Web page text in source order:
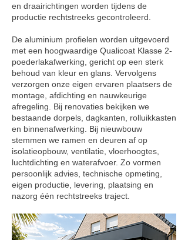
en draairichtingen worden tijdens de
productie rechtstreeks gecontroleerd.
De aluminium profielen worden uitgevoerd
met een hoogwaardige Qualicoat Klasse 2-
poederlakafwerking, gericht op een sterk
behoud van kleur en glans. Vervolgens
verzorgen onze eigen ervaren plaatsers de
montage, afdichting en nauwkeurige
afregeling. Bij renovaties bekijken we
bestaande dorpels, dagkanten, rolluikkasten
en binnenafwerking. Bij nieuwbouw
stemmen we ramen en deuren af op
isolatieopbouw, ventilatie, vloerhoogtes,
luchtdichting en waterafvoer. Zo vormen
persoonlijk advies, technische opmeting,
eigen productie, levering, plaatsing en
nazorg één rechtstreeks traject.